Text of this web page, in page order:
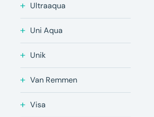
Ultraaqua
Uni Aqua
Unik
Van Remmen
Visa